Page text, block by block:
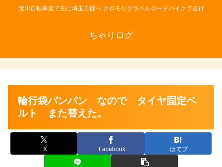
荒川自転車道で主に埼玉方面へ クロモリグラベルロードバイクで走行
ちゃりログ
輪行袋パンパン なので タイヤ固定ベ
ルト また替えた。
X Facebook はてブ